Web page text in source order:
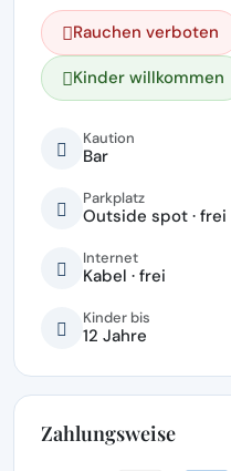
Rauchen verboten
Kinder willkommen
Kaution
Bar
Parkplatz
Outside spot · frei
Internet
Kabel · frei
Kinder bis
12 Jahre
Zahlungsweise